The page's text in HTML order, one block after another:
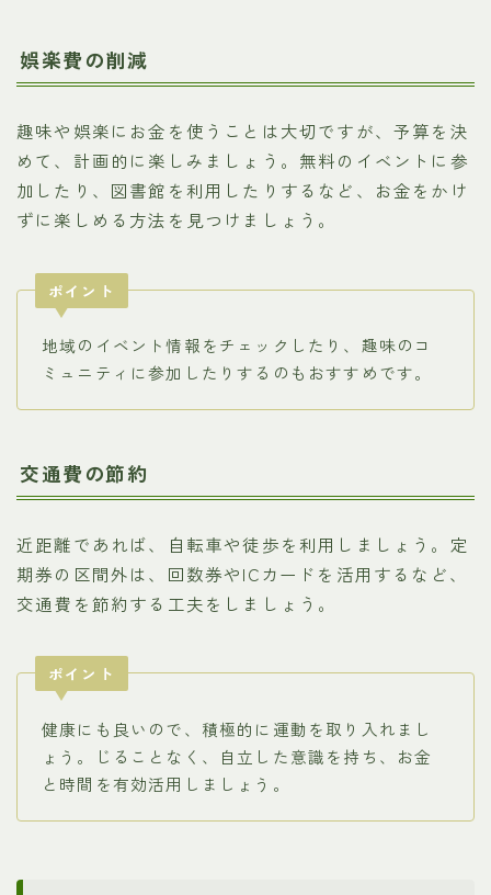
娯楽費の削減
趣味や娯楽にお金を使うことは大切ですが、予算を決
めて、計画的に楽しみましょう。無料のイベントに参
加したり、図書館を利用したりするなど、お金をかけ
ずに楽しめる方法を見つけましょう。
ポイント
地域のイベント情報をチェックしたり、趣味のコ
ミュニティに参加したりするのもおすすめです。
交通費の節約
近距離であれば、自転車や徒歩を利用しましょう。定
期券の区間外は、回数券やICカードを活用するなど、
交通費を節約する工夫をしましょう。
ポイント
健康にも良いので、積極的に運動を取り入れまし
ょう。じることなく、自立した意識を持ち、お金
と時間を有効活用しましょう。